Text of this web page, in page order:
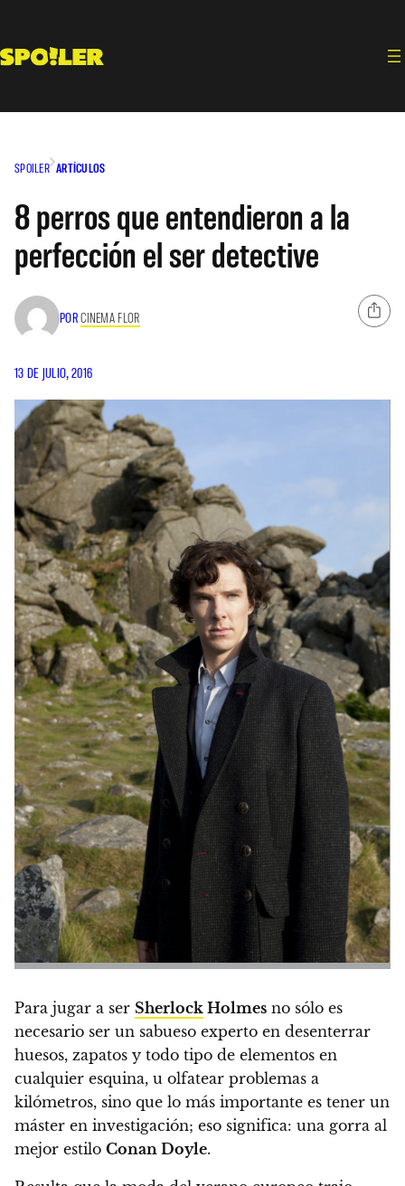
contenido
SPOILER ARTÍCULOS
8 perros que entendieron a la
perfección el ser detective
PORCINEMA FLOR
13 DE JULIO, 2016
Para jugar a ser Sherlock Holmes no sólo es
necesario ser un sabueso experto en desenterrar
huesos, zapatos y todo tipo de elementos en
cualquier esquina, u olfatear problemas a
kilómetros, sino que lo más importante es tener un
máster en investigación; eso significa: una gorra al
mejor estilo Conan Doyle.